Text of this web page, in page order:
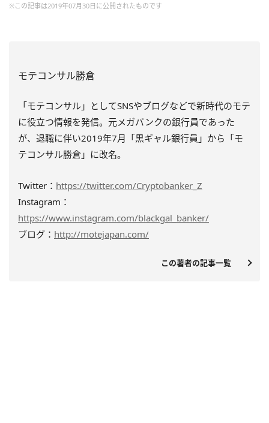
※この記事は2019年07月30日に公開されたものです
モテコンサル勝倉
「モテコンサル」としてSNSやブログなどで新時代のモテ
に役立つ情報を発信。元メガバンクの銀行員であった
が、退職に伴い2019年7月「黒ギャル銀行員」から「モ
テコンサル勝倉」に改名。
Twitter： https://twitter.com/Cryptobanker_Z
Instagram：
https://www.instagram.com/blackgal_banker/
ブログ： http://motejapan.com/
この著者の記事一覧